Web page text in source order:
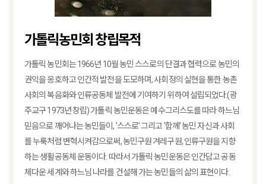
가톨릭농민회 창립목적
가톨릭 농민회는 1966년 10월 농민 스스로의 단결과 협력으로 농민의
권익을 옹호하고 인간적 발전을 도모하며, 사회정의 실현을 통한 농촌
사회의 복음화와 인류공동체 발전에 기여하기 위하여 설립되었다.(광
주교구 1973년 창립) 가톨릭 농민운동은 예수그리스도를 따라 하느님
믿음으로 깨어나는 농민들이, '스스로' 그리고 '함께' 농민 자신과 사회
를 누룩처럼 변혁시켜감으로써, 농민구원 겨레구원, 인류구원을 지향
하는 생활공동체 운동이다. 따라서 가톨릭 농민운동은 인간답고 공동
체다운 세계와 하느님 나라를 건설해 가는 농민들의 삶의 표현이다.